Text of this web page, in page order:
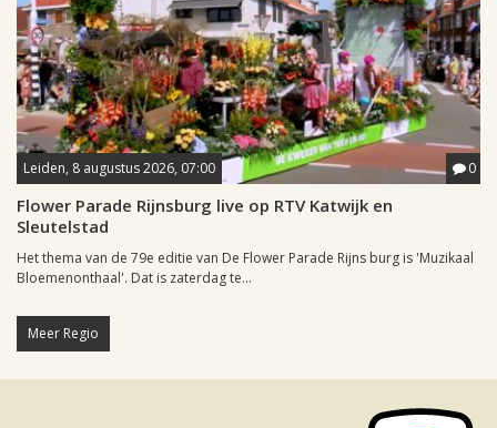
Leiden, 8 augustus 2026, 07:00 0
Flower Parade Rijnsburg live op RTV Katwijk en
Sleutelstad
Het thema van de 79e editie van De Flower Parade Rijns burg is 'Muzikaal
Bloemenonthaal'. Dat is zaterdag te...
Meer Regio